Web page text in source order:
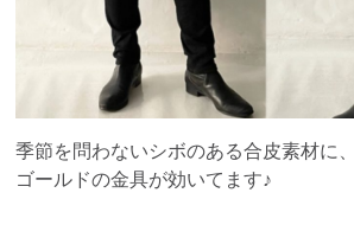
季節を問わないシボのある合皮素材に、
ゴールドの金具が効いてます♪